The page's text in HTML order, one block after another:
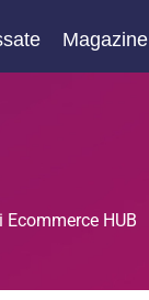
Magazine
HUB